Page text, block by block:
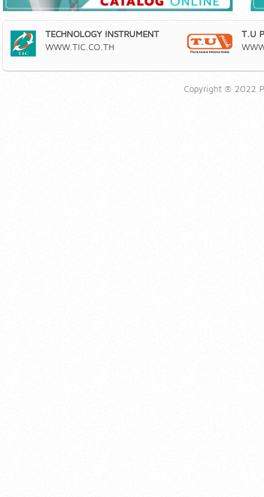
TECHNOLOGY INSTRUMENT
WWW.TIC.CO.TH
T.U
Copyright ® 2022